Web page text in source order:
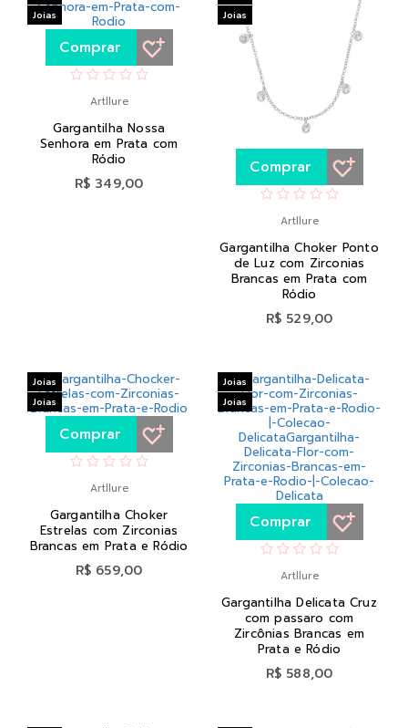
Comprar
Artllure
Gargantilha Nossa
Senhora em Prata com
Ródio
R$ 349,00
Joias
Comprar
Artllure
Gargantilha Choker Ponto
de Luz com Zirconias
Brancas em Prata com
Ródio
R$ 529,00
Joias
Comprar
Artllure
Gargantilha Choker
Estrelas com Zirconias
Brancas em Prata e Ródio
R$ 659,00
Joias
Joias
Comprar
Artllure
Gargantilha Delicata Cruz
com passaro com
Zircônias Brancas em
Prata e Ródio
R$ 588,00
Joias
Joias